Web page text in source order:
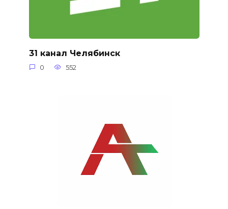
31 канал Челябинск
0 552